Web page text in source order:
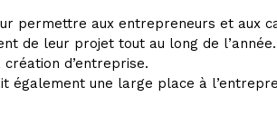
permettre aux entrepreneurs et aux
de leur projet tout au long de
d’entreprise.
également une large place à